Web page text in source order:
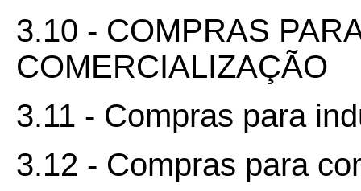
3.10 - COMPRAS
COMERCIALIZAÇÃO
3.11 - Compras para
3.12 - Compras para